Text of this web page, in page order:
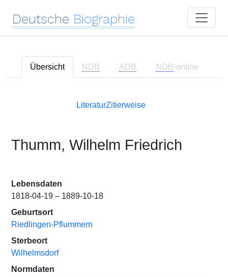
Deutsche Biographie
Übersicht NDB ADB NDB-online
LiteraturZitierweise
Thumm, Wilhelm Friedrich
Lebensdaten
1818-04-19 – 1889-10-18
Geburtsort
Riedlingen-Pflummern
Sterbeort
Wilhelmsdorf
Normdaten